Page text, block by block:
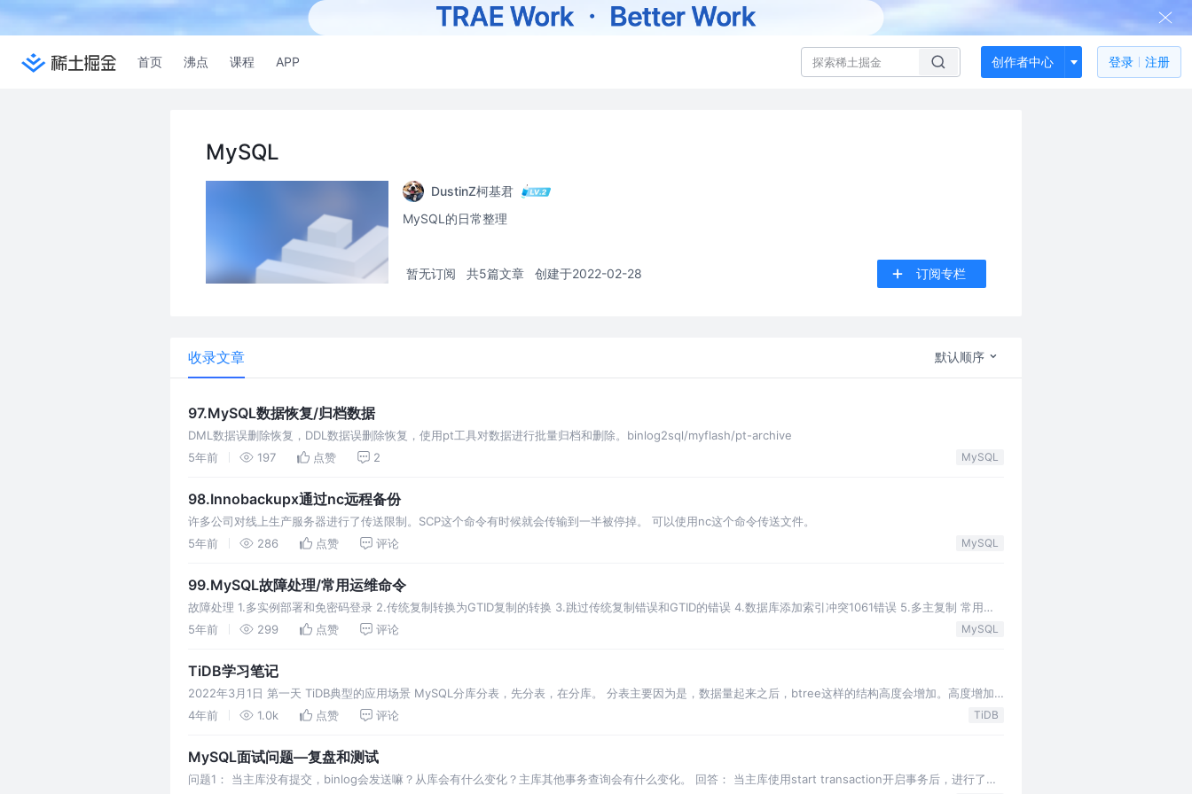
首页 沸点 课程 APP 创作者中心 登录 注册
MySQL
DustinZ柯基君
MySQL的日常整理
暂无订阅 共5篇文章 创建于2022-02-28 订阅专栏
收录文章 默认顺序
97.MySQL数据恢复/归档数据
DML数据误删除恢复，DDL数据误删除恢复，使用pt工具对数据进行批量归档和删除。binlog2sql/myflash/pt-archive
5年前
197 点赞 2 MySQL
98.Innobackupx通过nc远程备份
许多公司对线上生产服务器进行了传送限制。SCP这个命令有时候就会传输到一半被停掉。 可以使用nc这个命令传送文件。
5年前
286 点赞 评论 MySQL
99.MySQL故障处理/常用运维命令
故障处理 1.多实例部署和免密码登录 2.传统复制转换为GTID复制的转换 3.跳过传统复制错误和GTID的错误 4.数据库添加索引冲突1061错误 5.多主复制 常用运
维命令 1.查看表行数，索引大
5年前 299 点赞 评论 MySQL
TiDB学习笔记
2022年3月1日 第一天 TiDB典型的应用场景 MySQL分库分表，先分表，在分库。 分表主要因为是，数据量起来之后，btree这样的结构高度会增加。高度增加
索引的扫描就多一次io。相应时间会变多
4年前 1.0k 点赞 评论 TiDB
MySQL面试问题—复盘和测试
问题1： 当主库没有提交，binlog会发送嘛？从库会有什么变化？主库其他事务查询会有什么变化。 回答： 当主库使用start transaction开启事务后，进行了